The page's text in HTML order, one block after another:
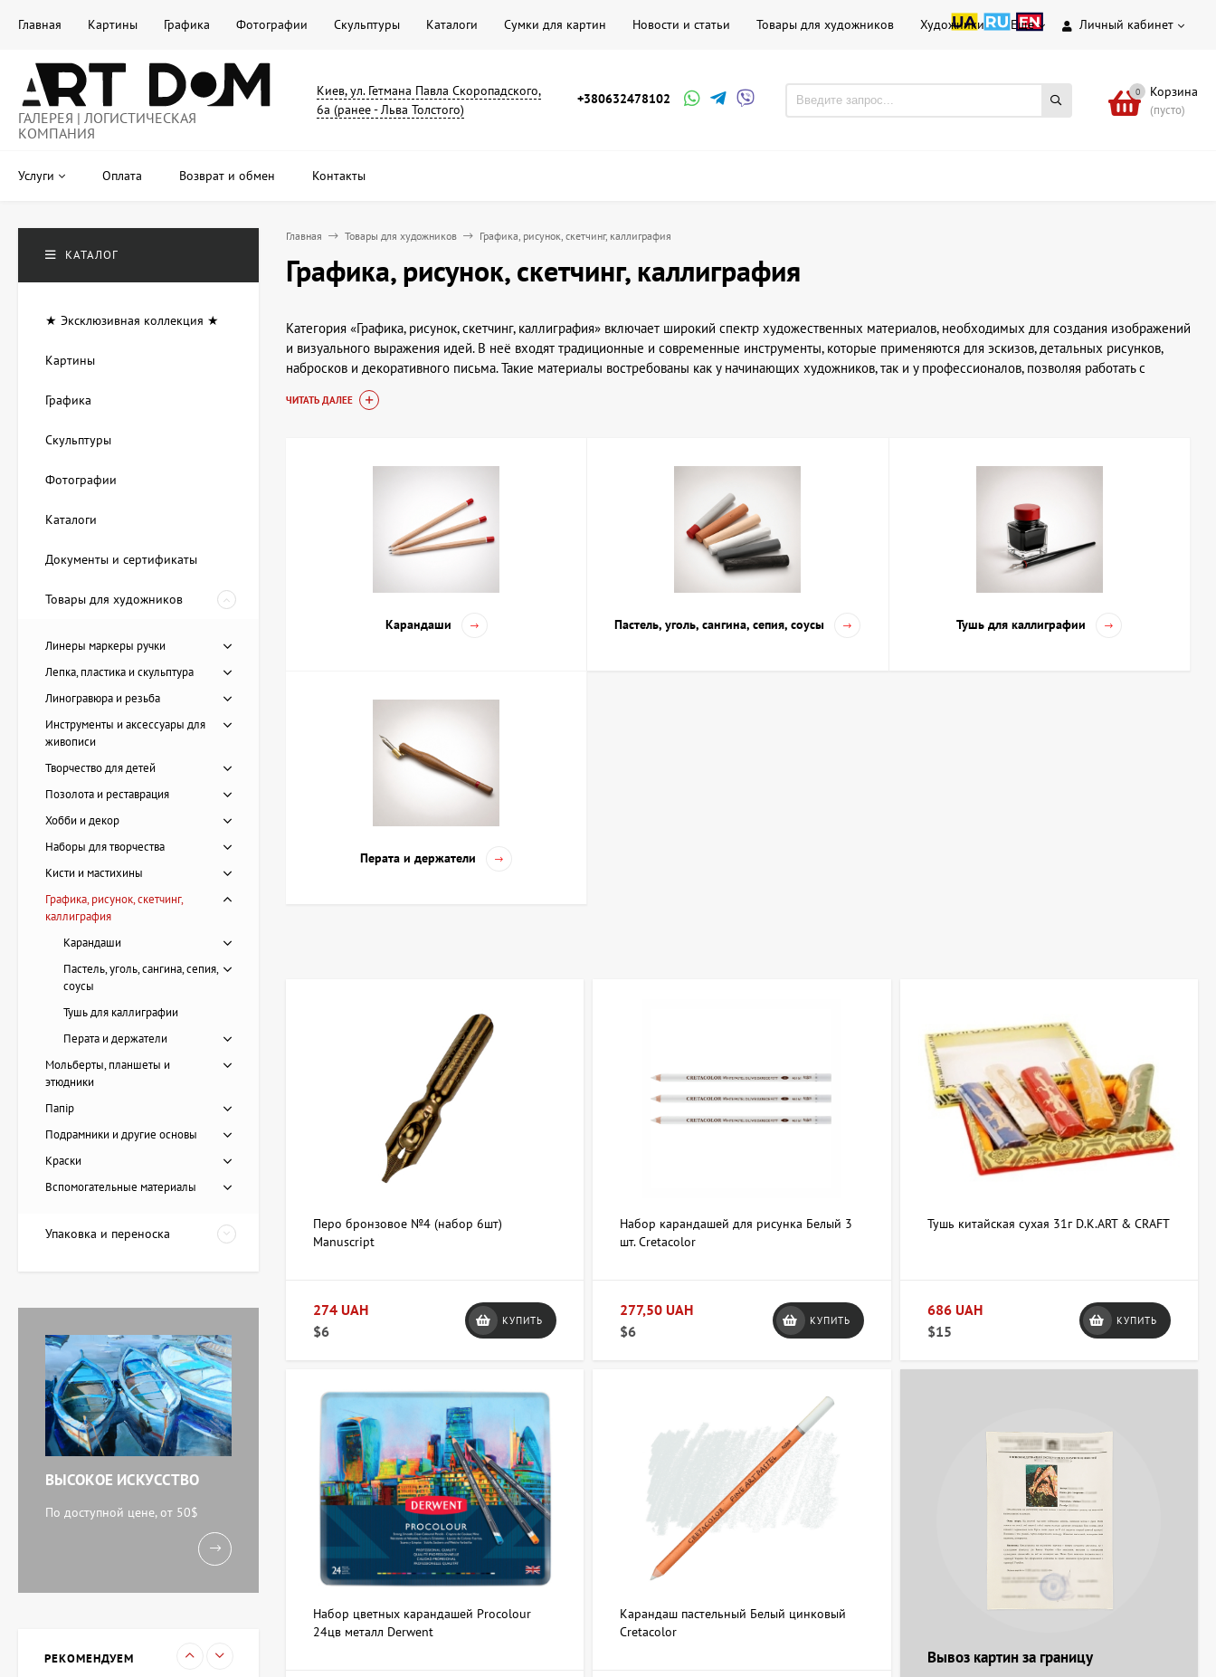
Личный кабинет
Главная Картины Графика Фотографии Скульптуры Каталоги Сумки для картин Новости и статьи Товары для художников Художники Еще
ГАЛЕРЕЯ | ЛОГИСТИЧЕСКАЯ
КОМПАНИЯ
Киев, ул. Гетмана Павла Скоропадского,
6а (ранее - Льва Толстого)
+380632478102 0 Корзина
(пусто)
Услуги Оплата Возврат и обмен Контакты
Главная Товары для художников Графика, рисунок, скетчинг, каллиграфия
Графика, рисунок, скетчинг, каллиграфия
Категория «Графика, рисунок, скетчинг, каллиграфия» включает широкий спектр художественных материалов, необходимых для создания изображений
и визуального выражения идей. В неё входят традиционные и современные инструменты, которые применяются для эскизов, детальных рисунков,
набросков и декоративного письма. Такие материалы востребованы как у начинающих художников, так и у профессионалов, позволяя работать с
различными техниками и стилями, раскрывая потенциал творческого процесса.
возможности
В магазине АртДом представлен выбор материалов для графики и рисования, среди которых:
карандаши различной твердости — от мягких для штриховки до твёрдых для тонких линий;
уголь и сангина — для выразительных и насыщенных рисунков;
графитные и цветные маркеры, а также лайнеры для скетчинга и технических зарисовок;
специальная бумага и блокноты для скетчей с разной текстурой и плотностью.
Как выбрать материалы для Графики, рисунка, скетчинга, каллиграфии: советы художникам
При выборе материалов необходимо учитывать цели и стиль рисования. Для создания детализированных набросков подойдут карандаши с
Для экспрессивных, насыщенных линий выбирают уголь или сангину, что часто используется в портретной и академической графике.
В скетчинге часто применяются лайнеры и маркеры различной толщины — они обеспечивают точность и выразительность штрихов на бумаге средней
Есть вопросы по категории Графика, рисунок, скетчинг, каллиграфия?
+38 063 247 8102 +38 063 247 8102
ЧИТАТЬ ДАЛЕЕ
Карандаши Пастель, уголь, сангина, сепия, соусы Тушь для каллиграфии
Перата и держатели
Перо бронзовое №4 (набор 6шт)
Manuscript
274 UAH
$6
КУПИТЬ
Набор карандашей для рисунка Белый 3
шт. Cretacolor
277,50 UAH
$6
КУПИТЬ
Тушь китайская сухая 31г D.K.ART & CRAFT
686 UAH
$15
КУПИТЬ
Набор цветных карандашей Procolour
24цв металл Derwent
Карандаш пастельный Белый цинковый
Cretacolor
Вывоз картин за границу
КАТАЛОГ
★ Эксклюзивная коллекция ★
Картины
Графика
Скульптуры
Фотографии
Каталоги
Документы и сертификаты
Товары для художников
Линеры маркеры ручки
Лепка, пластика и скульптура
Линогравюра и резьба
Инструменты и аксессуары для
живописи
Творчество для детей
Позолота и реставрация
Хобби и декор
Наборы для творчества
Кисти и мастихины
Графика, рисунок, скетчинг,
каллиграфия
Карандаши
Пастель, уголь, сангина, сепия,
соусы
Тушь для каллиграфии
Перата и держатели
Мольберты, планшеты и
этюдники
Папір
Подрамники и другие основы
Краски
Вспомогательные материалы
Упаковка и переноска
ВЫСОКОЕ ИСКУССТВО
По доступной цене, от 50$
РЕКОМЕНДУЕМ
Картина Пирс, художник
11 238 UAH
Картина Абстракция
триптих, художник Бурда
Ярослав
71 920 UAH
художник Кокин Михаил